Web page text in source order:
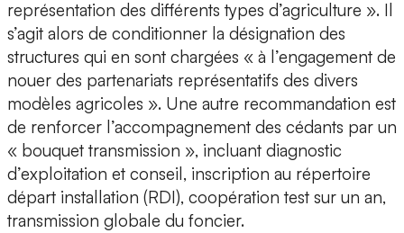
représentation des différents types d’agriculture ». Il
s’agit alors de conditionner la désignation des
structures qui en sont chargées « à l’engagement de
nouer des partenariats représentatifs des divers
modèles agricoles ». Une autre recommandation est
de renforcer l’accompagnement des cédants par un
« bouquet transmission », incluant diagnostic
d’exploitation et conseil, inscription au répertoire
départ installation (RDI), coopération test sur un an,
transmission globale du foncier.